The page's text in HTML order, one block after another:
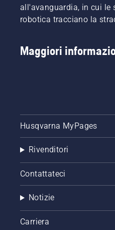
all'avanguardia, in cui le
robotica tracciano la
Maggiori
Husqvarna MyPages
Rivenditori
Contattateci
Notizie
Carriera